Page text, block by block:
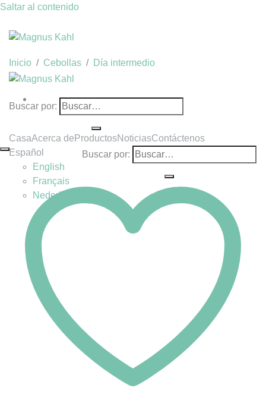
Saltar al contenido
Buscar por:
CasaAcerca de ProductosNoticiasContáctenos
Español
English
Français
Nederlands
Buscar por:
Inicio / Cebollas / Día intermedio